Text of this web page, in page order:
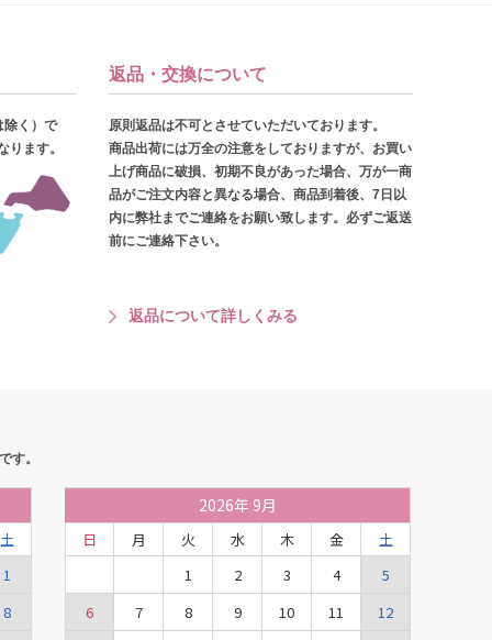
除く）で
ります。
返品・交換について
原則返品は不可とさせていただいております。
商品出荷には万全の注意をしておりますが、お買い
上げ商品に破損、初期不良があった場合、万が一商
品がご注文内容と異なる場合、商品到着後、7日以
内に弊社までご連絡をお願い致します。必ずご返送
前にご連絡下さい。
返品について詳しくみる
す。
土
1
8
2026年 9月
日 月 火 水 木 金
土
1
2 3 4
5
6
7 8 9 10 11
12